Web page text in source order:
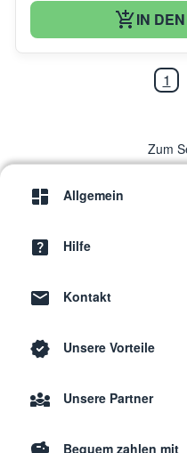
IN
1
Zum
Allgemein
Hilfe
Kontakt
Unsere Vorteile
Unsere Partner
Bequem zahlen mit